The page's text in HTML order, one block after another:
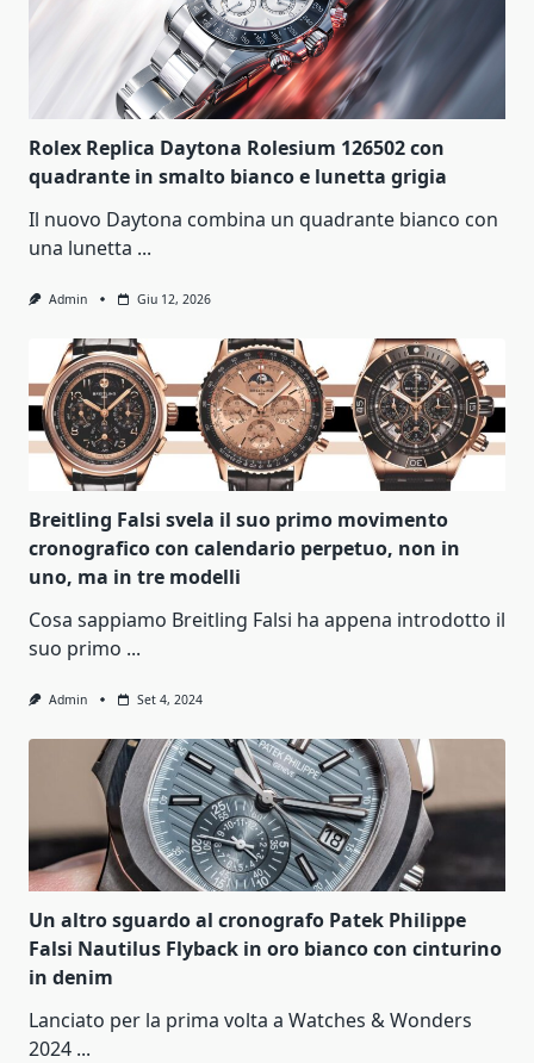
Rolex Replica Daytona Rolesium 126502 con
quadrante in smalto bianco e lunetta grigia
Il nuovo Daytona combina un quadrante bianco con
una lunetta ...
Admin Giu 12, 2026
Breitling Falsi svela il suo primo movimento
cronografico con calendario perpetuo, non in
uno, ma in tre modelli
Cosa sappiamo Breitling Falsi ha appena introdotto il
suo primo ...
Admin Set 4, 2024
Un altro sguardo al cronografo Patek Philippe
Falsi Nautilus Flyback in oro bianco con cinturino
in denim
Lanciato per la prima volta a Watches & Wonders
2024 ...